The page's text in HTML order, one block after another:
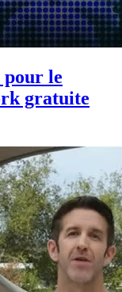
pour le
gratuite